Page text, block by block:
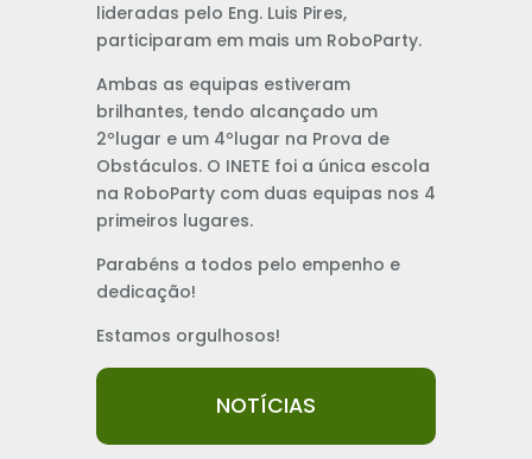
lideradas pelo Eng. Luis Pires,
participaram em mais um RoboParty.
Ambas as equipas estiveram
brilhantes, tendo alcançado um
2ºlugar e um 4ºlugar na Prova de
Obstáculos. O INETE foi a única escola
na RoboParty com duas equipas nos 4
primeiros lugares.
Parabéns a todos pelo empenho e
dedicação!
Estamos orgulhosos!
NOTÍCIAS